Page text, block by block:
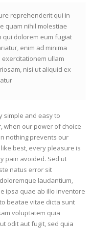
reprehenderit qui in
quam nihil molestiae
qui dolorem eum fugiat
enim ad minima
ullam
nisi ut aliquid ex
simple and easy to
when our power of choice
nothing prevents our
best, every pleasure is
pain avoided. Sed ut
natus error sit
laudantium,
ipsa quae ab illo inventore
beatae vitae dicta sunt
voluptatem quia
odit aut fugit, sed quia